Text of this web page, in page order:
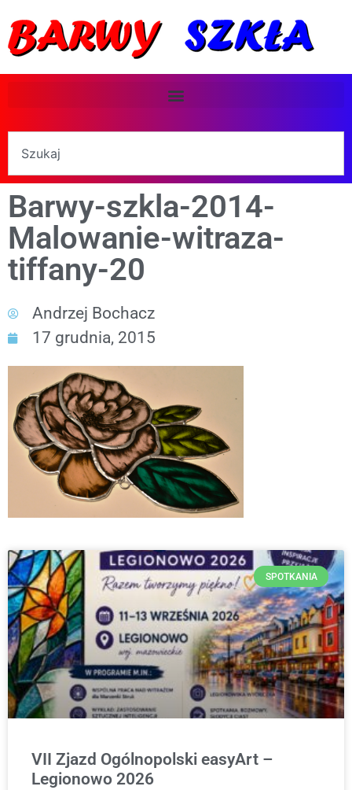
Barwy-szkla-2014-
Malowanie-witraza-
tiffany-20
Andrzej Bochacz
17 grudnia, 2015
SPOTKANIA
VII Zjazd Ogólnopolski easyArt –
Legionowo 2026